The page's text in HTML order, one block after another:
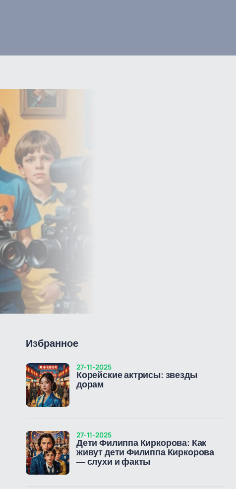
Избранное
Корейские актрисы: звезды
дорам
27-11-2025
Дети Филиппа Киркорова: Как
живут дети Филиппа Киркорова
— слухи и факты
27-11-2025